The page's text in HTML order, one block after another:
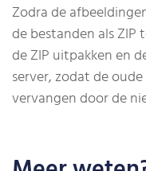
Zodra de
de bestanden als
de ZIP uitpakken en
server, zodat de
vervangen door de